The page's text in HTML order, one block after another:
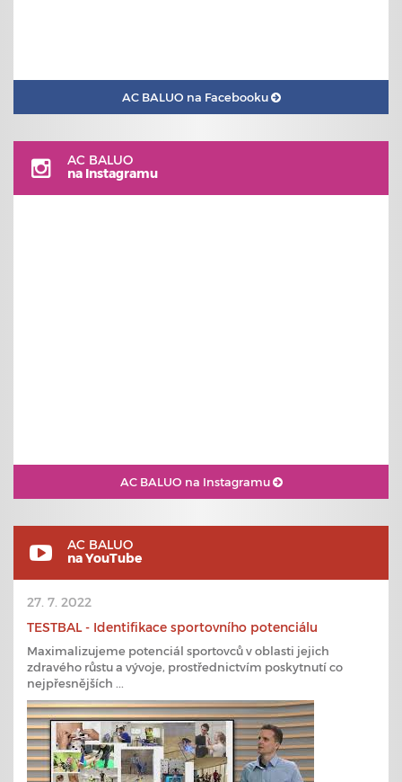
AC BALUO na Facebooku
AC BALUO
na Instagramu
AC BALUO na Instagramu
AC BALUO
na YouTube
27. 7. 2022
TESTBAL - Identifikace sportovního potenciálu
Maximalizujeme potenciál sportovců v oblasti jejich
zdravého růstu a vývoje, prostřednictvím poskytnutí co
nejpřesnějších ...